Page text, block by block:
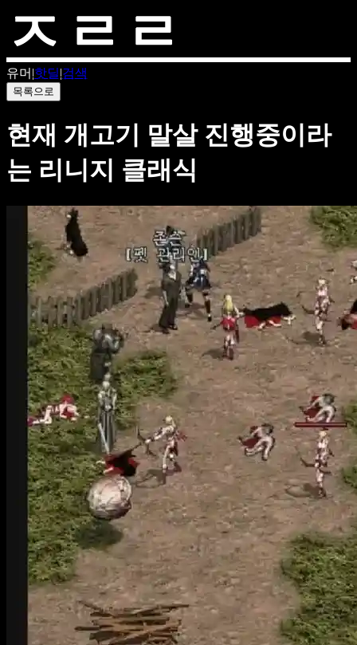
유머 |핫딜|검색
목록으로
현재 개고기 말살 진행중이라
는 리니지 클래식